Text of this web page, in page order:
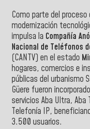
Como parte del proceso
modernización
impulsa la Compañía
Nacional de Teléfonos
(CANTV) en el estado
hogares, comercios e
públicas del urbanismo
Güere fueron
servicios Aba Ultra, Aba
Telefonía IP,
3.500 usuarios.